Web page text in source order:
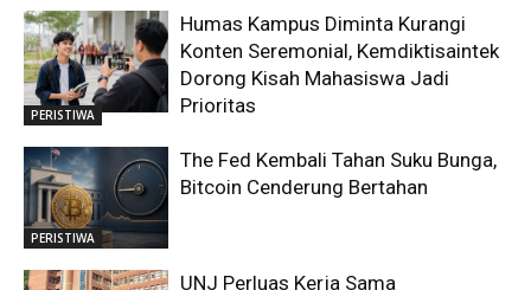
PERISTIWA
Humas Kampus Diminta Kurangi
Konten Seremonial, Kemdiktisaintek
Dorong Kisah Mahasiswa Jadi
Prioritas
PERISTIWA
The Fed Kembali Tahan Suku Bunga,
Bitcoin Cenderung Bertahan
UNJ Perluas Kerja Sama